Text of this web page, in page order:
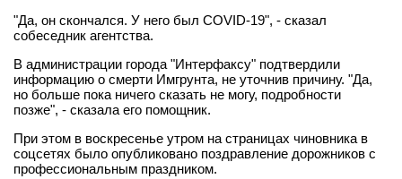
"Да, он скончался. У него был COVID-19", - сказал
собеседник агентства.
В администрации города "Интерфаксу" подтвердили
информацию о смерти Имгрунта, не уточнив причину. "Да,
но больше пока ничего сказать не могу, подробности
позже", - сказала его помощник.
При этом в воскресенье утром на страницах чиновника в
соцсетях было опубликовано поздравление дорожников с
профессиональным праздником.